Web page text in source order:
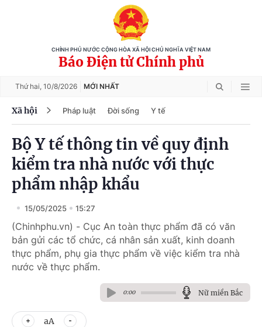
CHÍNH PHỦ NƯỚC CỘNG HÒA XÃ HỘI CHỦ NGHĨA VIỆT NAM
Báo Điện tử Chính phủ
Thứ hai, 10/8/2026 MỚI NHẤT
Xã hội Pháp luật Đời sống Y tế
Bộ Y tế thông tin về quy định
kiểm tra nhà nước với thực
phẩm nhập khẩu
15/05/2025 15:27
(Chinhphu.vn) - Cục An toàn thực phẩm đã có văn
bản gửi các tổ chức, cá nhân sản xuất, kinh doanh
thực phẩm, phụ gia thực phẩm về việc kiểm tra nhà
nước về thực phẩm.
0:00 Nữ miền Bắc
aA